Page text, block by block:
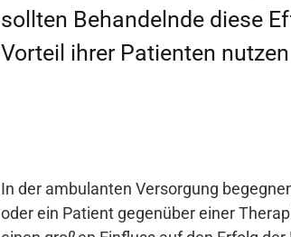
sollten Behandelnde diese
Vorteil ihrer Patienten
In der ambulanten Versorgung
oder ein Patient gegenüber einer